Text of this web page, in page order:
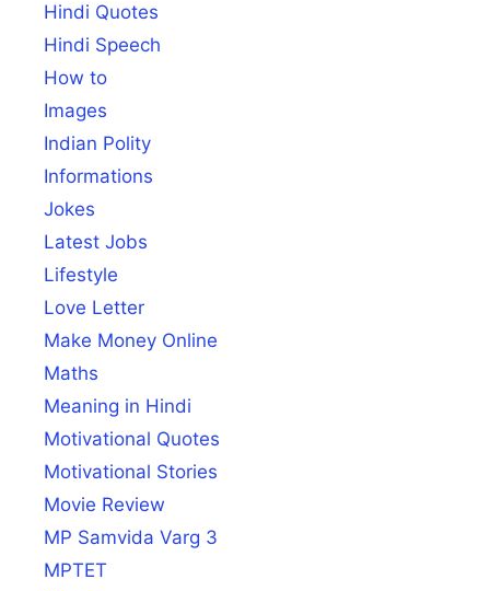
Hindi Quotes
Hindi Speech
How to
Images
Indian Polity
Informations
Jokes
Latest Jobs
Lifestyle
Love Letter
Make Money Online
Maths
Meaning in Hindi
Motivational Quotes
Motivational Stories
Movie Review
MP Samvida Varg 3
MPTET